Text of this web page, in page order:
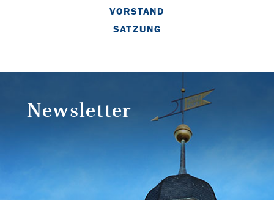
VORSTAND
SATZUNG
Newsletter